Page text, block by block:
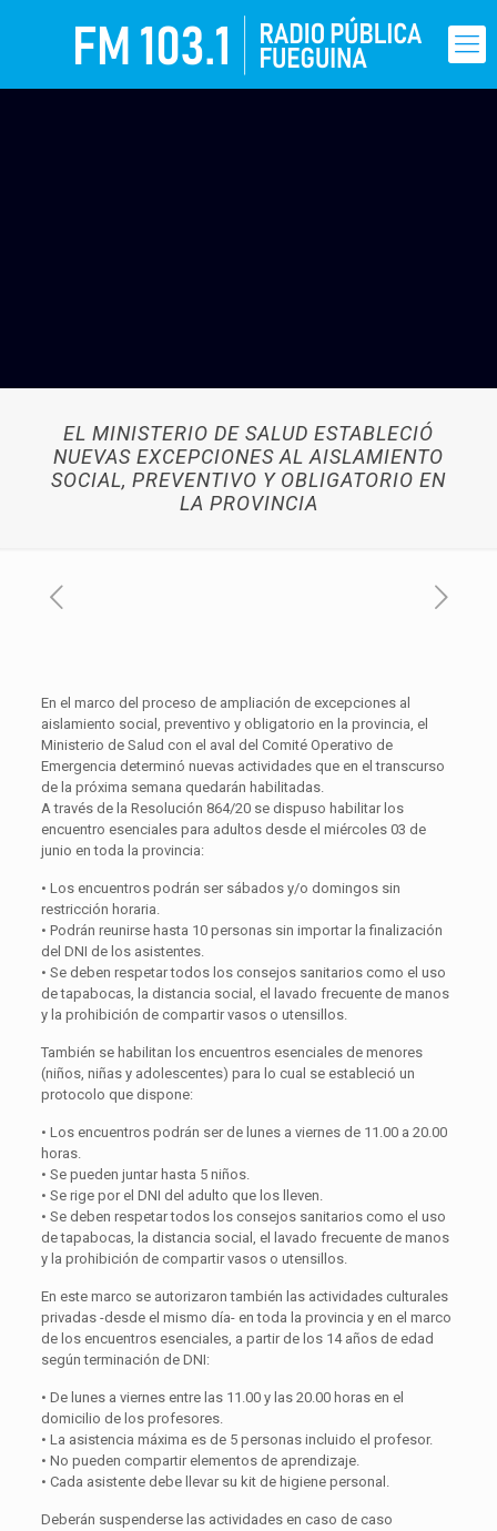
EL MINISTERIO DE SALUD ESTABLECIÓ
NUEVAS EXCEPCIONES AL AISLAMIENTO
SOCIAL, PREVENTIVO Y OBLIGATORIO EN
LA PROVINCIA
En el marco del proceso de ampliación de excepciones al
aislamiento social, preventivo y obligatorio en la provincia, el
Ministerio de Salud con el aval del Comité Operativo de
Emergencia determinó nuevas actividades que en el transcurso
de la próxima semana quedarán habilitadas.
A través de la Resolución 864/20 se dispuso habilitar los
encuentro esenciales para adultos desde el miércoles 03 de
junio en toda la provincia:
• Los encuentros podrán ser sábados y/o domingos sin
restricción horaria.
• Podrán reunirse hasta 10 personas sin importar la finalización
del DNI de los asistentes.
• Se deben respetar todos los consejos sanitarios como el uso
de tapabocas, la distancia social, el lavado frecuente de manos
y la prohibición de compartir vasos o utensillos.
También se habilitan los encuentros esenciales de menores
(niños, niñas y adolescentes) para lo cual se estableció un
protocolo que dispone:
• Los encuentros podrán ser de lunes a viernes de 11.00 a 20.00
horas.
• Se pueden juntar hasta 5 niños.
• Se rige por el DNI del adulto que los lleven.
• Se deben respetar todos los consejos sanitarios como el uso
de tapabocas, la distancia social, el lavado frecuente de manos
y la prohibición de compartir vasos o utensillos.
En este marco se autorizaron también las actividades culturales
privadas -desde el mismo día- en toda la provincia y en el marco
de los encuentros esenciales, a partir de los 14 años de edad
según terminación de DNI:
• De lunes a viernes entre las 11.00 y las 20.00 horas en el
domicilio de los profesores.
• La asistencia máxima es de 5 personas incluido el profesor.
• No pueden compartir elementos de aprendizaje.
• Cada asistente debe llevar su kit de higiene personal.
Deberán suspenderse las actividades en caso de caso